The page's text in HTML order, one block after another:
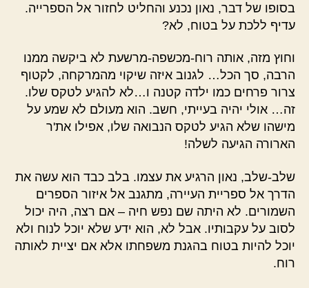
בסופו של דבר, נאון נכנע והחליט לחזור אל הספרייה.
עדיף ללכת על בטוח, לא?
וחוץ מזה, אותה רוח-מכשפה-מרשעת לא ביקשה ממנו
הרבה, סך הכל… לגנוב איזה שיקוי מהמרקחה, לקטוף
צרור פרחים כמו ילדה קטנה ו…לא להגיע לטקס שלו.
זה… אולי יהיה בעייתי, חשב. הוא מעולם לא שמע על
מישהו שלא הגיע לטקס הנבואה שלו, אפילו את'ר
הארורה הגיעה לשלה!
שלב-שלב, נאון הרגיע את עצמו. בלב כבד הוא עשה את
הדרך אל ספריית העיירה, מתגנב אל איזור הספרים
השמורים. לא היתה שם נפש חיה – אם רצה, היה יכול
לסוב על עקבותיו. אבל לא, הוא ידע שלא יוכל לנוח ולא
יוכל להיות בטוח בהגנת משפחתו אלא אם יציית לאותה
רוח.